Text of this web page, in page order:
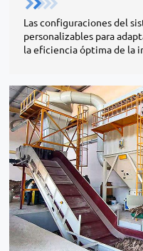
Las configuraciones del
personalizables para
la eficiencia óptima de la